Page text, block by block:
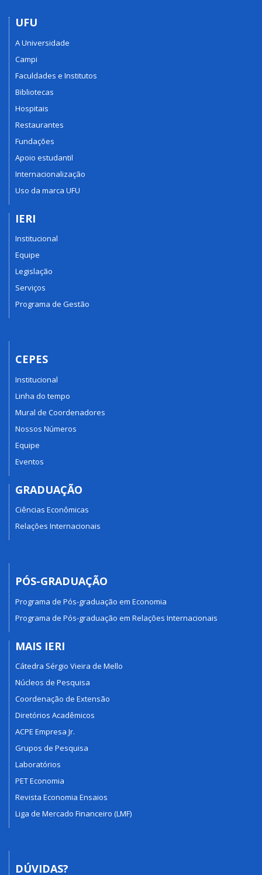
UFU
A Universidade
Campi
Faculdades e Institutos
Bibliotecas
Hospitais
Restaurantes
Fundações
Apoio estudantil
Internacionalização
Uso da marca UFU
IERI
Institucional
Equipe
Legislação
Serviços
Programa de Gestão
CEPES
Institucional
Linha do tempo
Mural de Coordenadores
Nossos Números
Equipe
Eventos
GRADUAÇÃO
Ciências Econômicas
Relações Internacionais
PÓS-GRADUAÇÃO
Programa de Pós-graduação em Economia
Programa de Pós-graduação em Relações Internacionais
MAIS IERI
Cátedra Sérgio Vieira de Mello
Núcleos de Pesquisa
Coordenação de Extensão
Diretórios Acadêmicos
ACPE Empresa Jr.
Grupos de Pesquisa
Laboratórios
PET Economia
Revista Economia Ensaios
Liga de Mercado Financeiro (LMF)
DÚVIDAS?